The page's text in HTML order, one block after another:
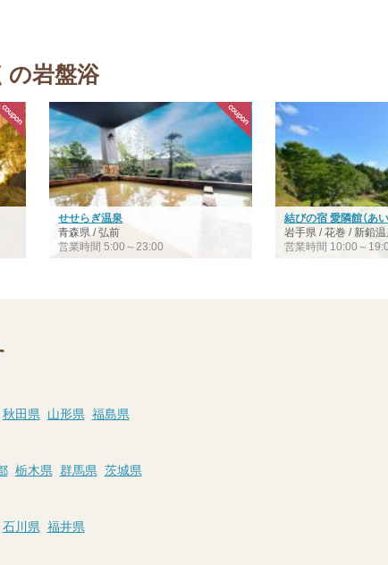
の岩盤浴
せせらぎ温泉
青森県 / 弘前
営業時間 5:00～23:00
結びの宿 愛隣館（あ
岩手県 / 花巻 / 新鉛温
営業時間 10:00～
秋田県 山形県 福島県
栃木県 群馬県 茨城県
石川県 福井県